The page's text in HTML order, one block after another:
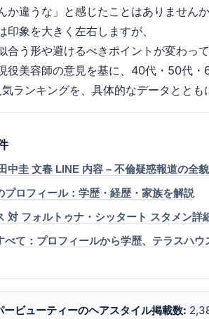
か違うな」と感じたことはありません
印象を大きく左右しますが、
合う形や避けるべきポイントが変わっ
役美容師の意見を基に、40代・50代
ランキングを、具体的なデータととも
中圭 文春 LINE 内容 – 不倫疑惑報道の全
プロフィール：学歴・経歴・家族を解説
対 フォルトゥナ・シッタート スタメン詳
べて：プロフィールから学歴、テラスハ
ービューティーのヘアスタイル掲載数: